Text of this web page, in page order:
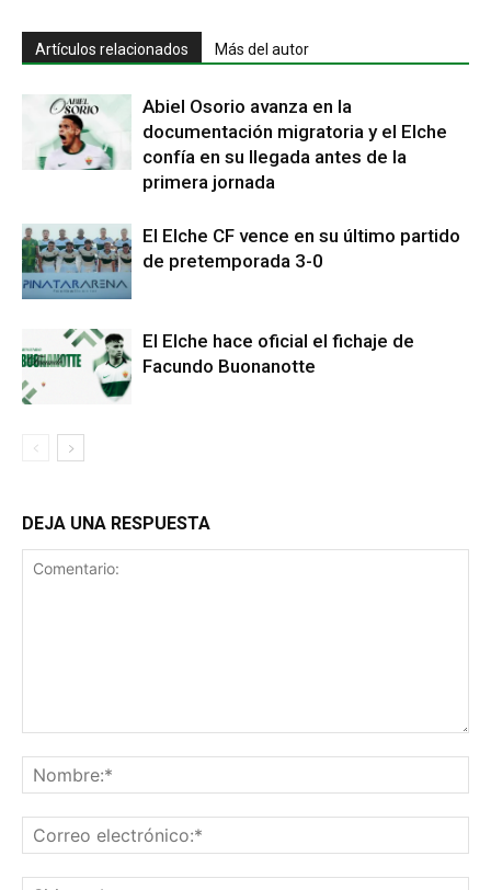
Artículos relacionados Más del autor
Abiel Osorio avanza en la
documentación migratoria y el Elche
confía en su llegada antes de la
primera jornada
El Elche CF vence en su último partido
de pretemporada 3-0
El Elche hace oficial el fichaje de
Facundo Buonanotte
DEJA UNA RESPUESTA